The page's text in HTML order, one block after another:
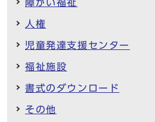
障がい福祉
人権
児童発達支援センター
福祉施設
書式のダウンロード
その他